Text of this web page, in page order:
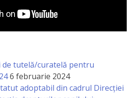
de tutelă/curatelă pentru
6 februarie 2024
adoptabil din cadrul Direcției